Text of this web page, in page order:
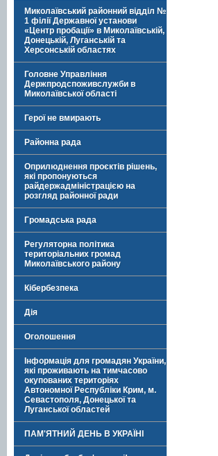
Миколаївський районний відділ №
1 філії Державної установи
«Центр пробації» в Миколаївській,
Донецькій, Луганській та
Херсонській областях
Головне Управління
Держпродспоживслужби в
Миколаївської області
Герої не вмирають
Районна рада
Оприлюднення проєктів рішень,
які пропонуються
райдержадміністрацією на
розгляд районної ради
Громадська рада
Регуляторна політика
територіальних громад
Миколаївського району
Кібербезпека
Дія
Оголошення
Інформація для громадян України,
які проживають на тимчасово
окупованих територіях
Автономної Республіки Крим, м.
Севастополя, Донецької та
Луганської областей
ПАМ'ЯТНИЙ ДЕНЬ В УКРАЇНІ